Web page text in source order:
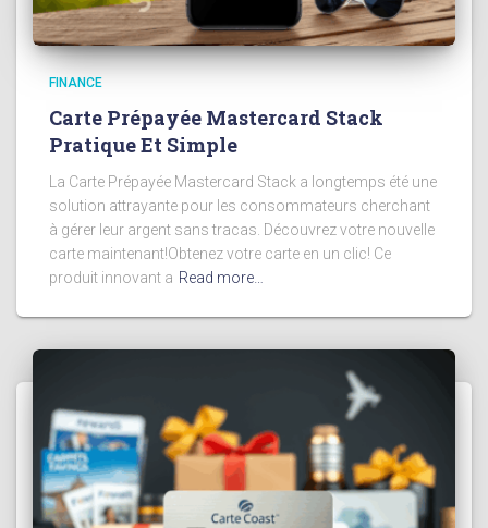
FINANCE
Carte Prépayée Mastercard Stack
Pratique Et Simple
La Carte Prépayée Mastercard Stack a longtemps été une
solution attrayante pour les consommateurs cherchant
à gérer leur argent sans tracas. Découvrez votre nouvelle
carte maintenant!Obtenez votre carte en un clic! Ce
produit innovant a Read more…